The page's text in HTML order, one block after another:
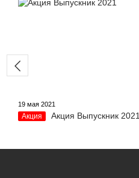
19 мая 2021
Акция Акция Выпускник 2021